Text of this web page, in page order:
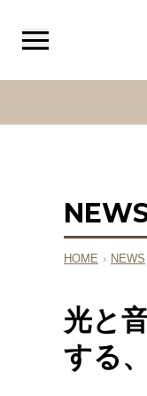
HOME › NEWS
光と
する